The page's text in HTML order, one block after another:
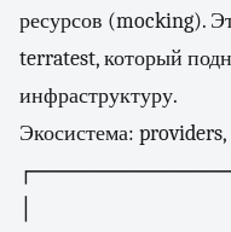
ресурсов (mocking).
terratest, который
инфраструктуру.
Экосистема:
│